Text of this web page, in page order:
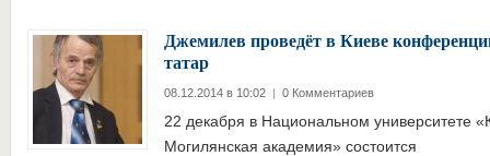
Джемилев проведёт в Киеве
татар
08.12.2014 в 10:02 | 0 Комментариев
22 декабря в Национальном университете
Могилянская академия» состоится